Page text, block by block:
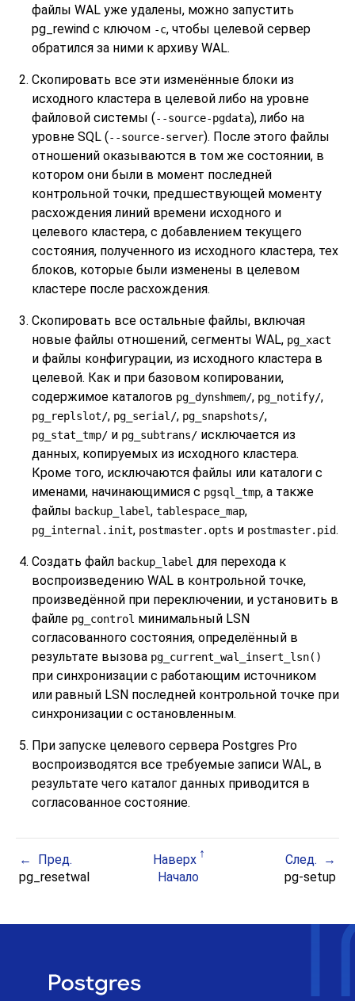
файлы WAL уже удалены, можно запустить
pg_rewind с ключом -c, чтобы целевой сервер
обратился за ними к архиву WAL.
Скопировать все эти изменённые блоки из
исходного кластера в целевой либо на уровне
файловой системы (--source-pgdata), либо на
уровне SQL (--source-server). После этого файлы
отношений оказываются в том же состоянии, в
котором они были в момент последней
контрольной точки, предшествующей моменту
расхождения линий времени исходного и
целевого кластера, с добавлением текущего
состояния, полученного из исходного кластера, тех
блоков, которые были изменены в целевом
кластере после расхождения.
Скопировать все остальные файлы, включая
новые файлы отношений, сегменты WAL, pg_xact
и файлы конфигурации, из исходного кластера в
целевой. Как и при базовом копировании,
содержимое каталогов pg_dynshmem/, pg_notify/,
pg_replslot/, pg_serial/, pg_snapshots/,
pg_stat_tmp/ и pg_subtrans/ исключается из
данных, копируемых из исходного кластера.
Кроме того, исключаются файлы или каталоги с
именами, начинающимися с pgsql_tmp, а также
файлы backup_label, tablespace_map,
pg_internal.init, postmaster.opts и postmaster.pid.
Создать файл backup_label для перехода к
воспроизведению WAL в контрольной точке,
произведённой при переключении, и установить в
файле pg_control минимальный LSN
согласованного состояния, определённый в
результате вызова pg_current_wal_insert_lsn()
при синхронизации с работающим источником
или равный LSN последней контрольной точке при
синхронизации с остановленным.
При запуске целевого сервера Postgres Pro
воспроизводятся все требуемые записи WAL, в
результате чего каталог данных приводится в
согласованное состояние.
Пред. Наверх
След.
pg_resetwal
Начало pg-setup